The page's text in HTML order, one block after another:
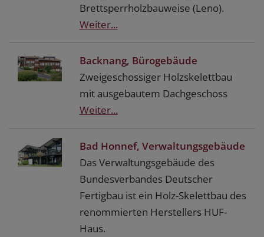
Brettsperrholzbauweise (Leno).
Weiter...
Backnang, Bürogebäude
Zweigeschossiger Holzskelettbau
mit ausgebautem Dachgeschoss
Weiter...
Bad Honnef, Verwaltungsgebäude
Das Verwaltungsgebäude des
Bundesverbandes Deutscher
Fertigbau ist ein Holz-Skelettbau des
renommierten Herstellers HUF-
Haus.